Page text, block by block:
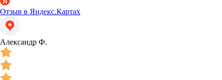
Отзыв в Яндекс.Картах
Александр Ф.